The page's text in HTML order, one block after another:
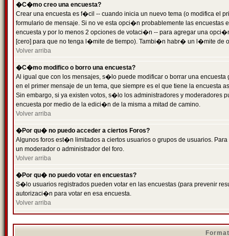
�C�mo creo una encuesta?
Crear una encuesta es f�cil -- cuando inicia un nuevo tema (o modifica el
formulario de mensaje. Si no ve esta opci�n probablemente las
encuesta y por lo menos 2 opciones de votaci�n -- para agregar una
[cero] para que no tenga l�mite de tiempo). Tambi�n habr� un l�mite de
Volver arriba
�C�mo modifico o borro una encuesta?
Al igual que con los mensajes, s�lo puede modificar o borrar una
en el primer mensaje de un tema, que siempre es el que tiene la encuesta
Sin embargo, si ya existen votos, s�lo los administradores y moderadores
encuesta por medio de la edici�n de la misma a mitad de camino.
Volver arriba
�Por qu� no puedo acceder a ciertos Foros?
Algunos foros est�n limitados a ciertos usuarios o grupos de usuarios.
un moderador o administrador del foro.
Volver arriba
�Por qu� no puedo votar en encuestas?
S�lo usuarios registrados pueden votar en las encuestas (para prevenir
autorizaci�n para votar en esa encuesta.
Volver arriba